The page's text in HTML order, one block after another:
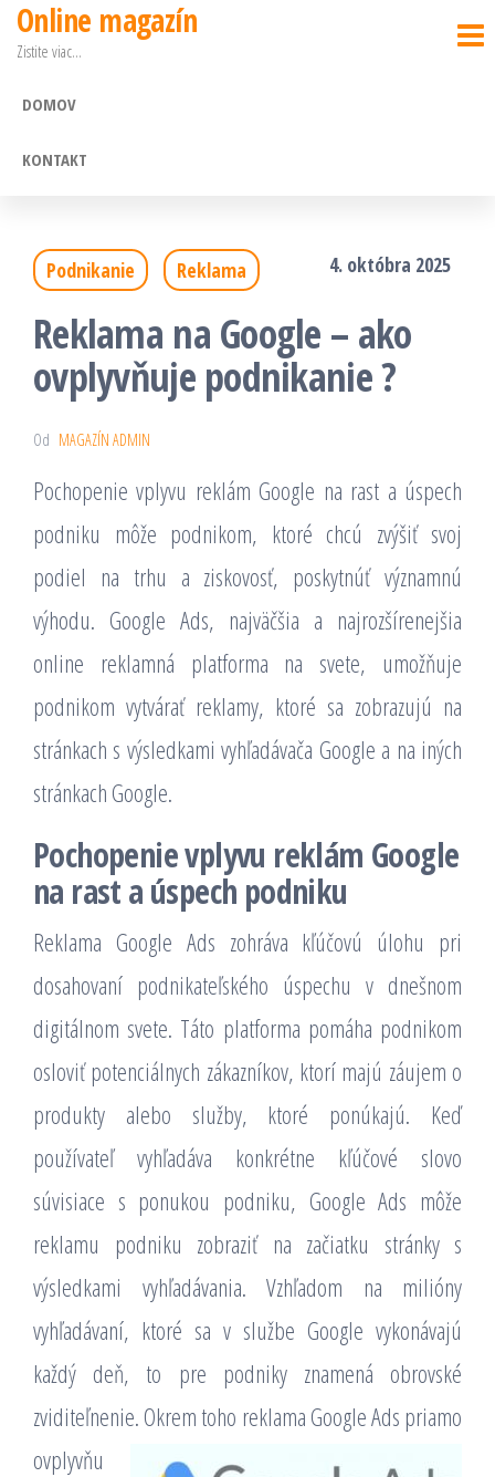
Preskočiť
obsah
Online magazín
Zistite viac…
DOMOV
KONTAKT
Podnikanie Reklama 4. októbra 2025
Reklama na Google – ako
ovplyvňuje podnikanie ?
Od MAGAZÍN ADMIN
Pochopenie vplyvu reklám Google na rast a úspech
podniku môže podnikom, ktoré chcú zvýšiť svoj
podiel na trhu a ziskovosť, poskytnúť významnú
výhodu. Google Ads, najväčšia a najrozšírenejšia
online reklamná platforma na svete, umožňuje
podnikom vytvárať reklamy, ktoré sa zobrazujú na
stránkach s výsledkami vyhľadávača Google a na iných
stránkach Google.
Pochopenie vplyvu reklám Google
na rast a úspech podniku
Reklama Google Ads zohráva kľúčovú úlohu pri
dosahovaní podnikateľského úspechu v dnešnom
digitálnom svete. Táto platforma pomáha podnikom
osloviť potenciálnych zákazníkov, ktorí majú záujem o
produkty alebo služby, ktoré ponúkajú. Keď
používateľ vyhľadáva konkrétne kľúčové slovo
súvisiace s ponukou podniku, Google Ads môže
reklamu podniku zobraziť na začiatku stránky s
výsledkami vyhľadávania. Vzhľadom na milióny
vyhľadávaní, ktoré sa v službe Google vykonávajú
každý deň, to pre podniky znamená obrovské
zviditeľnenie. Okrem toho reklama Google Ads priamo
ovplyvňu